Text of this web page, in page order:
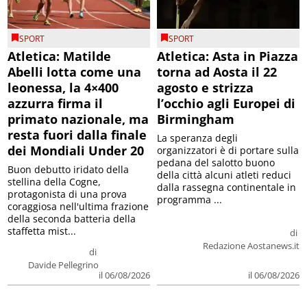
SPORT
Atletica: Matilde
Abelli lotta come una
leonessa, la 4×400
azzurra firma il
primato nazionale, ma
resta fuori dalla finale
dei Mondiali Under 20
di
Davide Pellegrino
il 06/08/2026
Buon debutto iridato della
stellina della Cogne,
protagonista di una prova
coraggiosa nell'ultima frazione
della seconda batteria della
staffetta mist...
SPORT
Atletica: Asta in Piazza
torna ad Aosta il 22
agosto e strizza
l’occhio agli Europei di
Birmingham
di
Redazione Aostanews.it
il 06/08/2026
La speranza degli
organizzatori è di portare sulla
pedana del salotto buono
della città alcuni atleti reduci
dalla rassegna continentale in
programma ...